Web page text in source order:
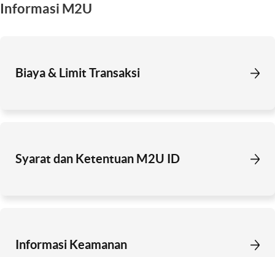
Informasi M2U
Biaya & Limit Transaksi
Syarat dan Ketentuan M2U ID
Informasi Keamanan